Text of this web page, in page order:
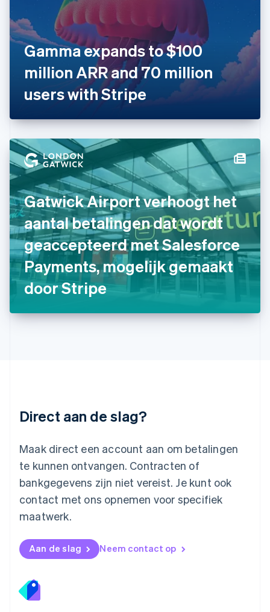
Gamma expands to $100
million ARR and 70 million
users with Stripe
Gatwick Airport verhoogt het
aantal betalingen dat wordt
geaccepteerd met Salesforce
Payments, mogelijk gemaakt
door Stripe
Direct aan de slag?
Maak direct een account aan om betalingen
te kunnen ontvangen. Contracten of
bankgegevens zijn niet vereist. Je kunt ook
contact met ons opnemen voor specifiek
maatwerk.
Aan de slag Neem contact op
EnglishSvenska
Frankrijk
Français
Gibraltar
English
Griekenland
Hongarije
Hongkong SAR, China
Ierland
English
India
English
Italië
ItalianoEnglish
Japan
日本語English
Kroatië
EnglishItaliano
Letland
English
Liechtenstein
English
Litouwen
Mexico
Español English
NederlandsEnglish
Nieuw-Zeeland
English
Noorwegen
English
DeutschEnglish
English
Portugal
Roemenië
English